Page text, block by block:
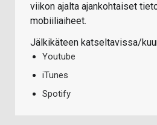
viikon ajalta ajankohtaiset
mobiiliaiheet.
Jälkikäteen katseltavissa/
Youtube
iTunes
Spotify